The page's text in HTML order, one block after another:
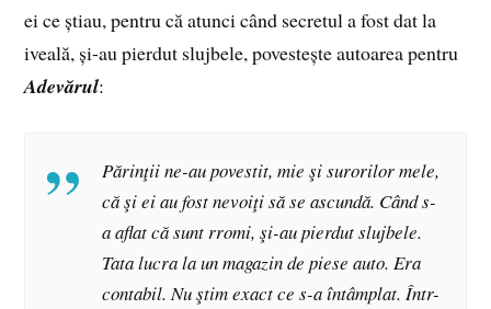
ei ce știau, pentru că atunci când secretul a fost dat la
iveală, și-au pierdut slujbele, povestește autoarea pentru
Adevărul:
Părinţii ne-au povestit, mie şi surorilor mele,
că şi ei au fost nevoiţi să se ascundă. Când s-
a aflat că sunt rromi, şi-au pierdut slujbele.
Tata lucra la un magazin de piese auto. Era
contabil. Nu ştim exact ce s-a întâmplat. Într-